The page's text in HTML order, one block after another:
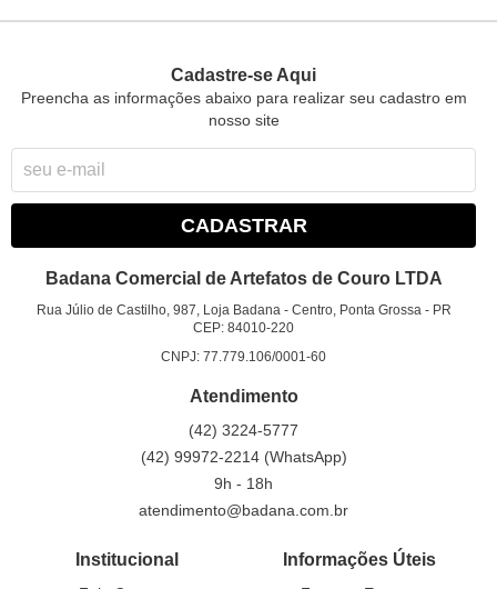
Cadastre-se Aqui
Preencha as informações abaixo para realizar seu cadastro em
nosso site
CADASTRAR
Badana Comercial de Artefatos de Couro LTDA
Rua Júlio de Castilho, 987, Loja Badana- Centro, Ponta Grossa- PR
CEP: 84010-220
CNPJ: 77.779.106/0001-60
Atendimento
(42) 3224-5777
(42) 99972-2214 (WhatsApp)
9h - 18h
atendimento@badana.com.br
Institucional Informações Úteis